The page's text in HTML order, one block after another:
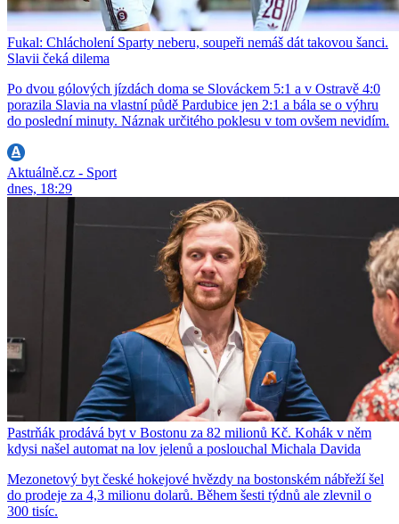
Fukal: Chlácholení Sparty neberu, soupeři nemáš dát takovou šanci.
Slavii čeká dilema
Po dvou gólových jízdách doma se Slováckem 5:1 a v Ostravě 4:0
porazila Slavia na vlastní půdě Pardubice jen 2:1 a bála se o výhru
do poslední minuty. Náznak určitého poklesu v tom ovšem nevidím.
Aktuálně.cz - Sport
dnes, 18:29
Pastrňák prodává byt v Bostonu za 82 milionů Kč. Kohák v něm
kdysi našel automat na lov jelenů a poslouchal Michala Davida
Mezonetový byt české hokejové hvězdy na bostonském nábřeží šel
do prodeje za 4,3 milionu dolarů. Během šesti týdnů ale zlevnil o
300 tisíc.